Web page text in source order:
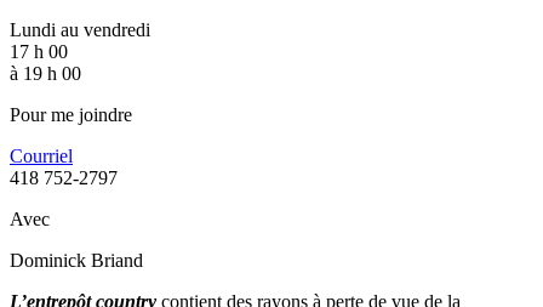
Lundi au vendredi
17 h 00
à 19 h 00
Pour me joindre
Courriel
418 752-2797
Avec
Dominick Briand
L’entrepôt country contient des rayons à perte de vue de la